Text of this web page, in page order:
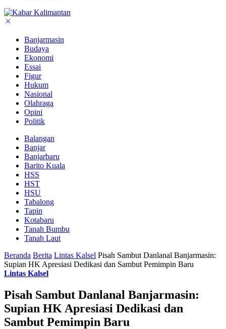
Banjarmasin
Budaya
Ekonomi
Essai
Figur
Hukum
Nasional
Olahraga
Opini
Politik
Balangan
Banjar
Banjarbaru
Barito Kuala
HSS
HST
HSU
Tabalong
Tapin
Kotabaru
Tanah Bumbu
Tanah Laut
Beranda Berita Lintas Kalsel Pisah Sambut Danlanal Banjarmasin:
Supian HK Apresiasi Dedikasi dan Sambut Pemimpin Baru
Lintas Kalsel
Pisah Sambut Danlanal Banjarmasin:
Supian HK Apresiasi Dedikasi dan
Sambut Pemimpin Baru